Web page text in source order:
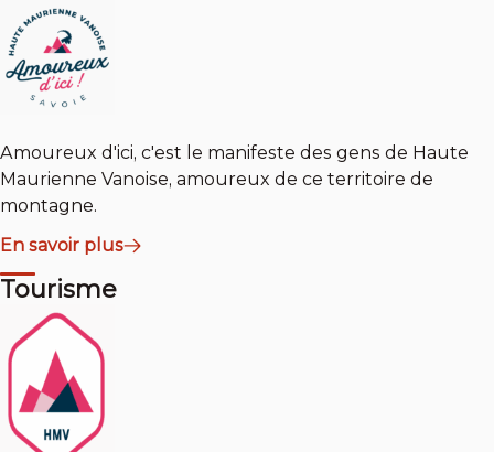
Amoureux d'ici, c'est le manifeste des gens de Haute
Maurienne Vanoise, amoureux de ce territoire de
montagne.
En savoir plus
Tourisme